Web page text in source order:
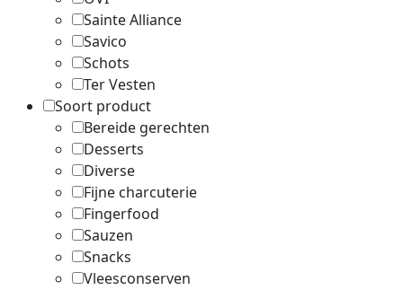
Sainte Alliance
Savico
Schots
Ter Vesten
Soort product
Bereide gerechten
Desserts
Diverse
Fijne charcuterie
Fingerfood
Sauzen
Snacks
Vleesconserven